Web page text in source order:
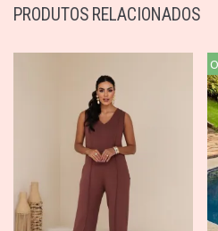
PRODUTOS RELACIONADOS